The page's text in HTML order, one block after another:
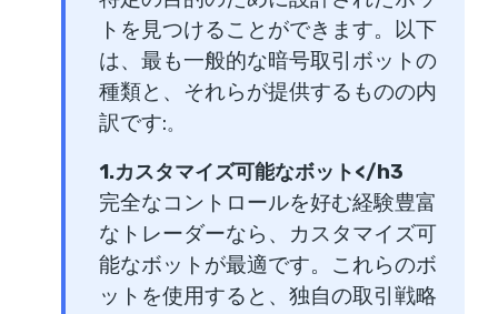
トを見つけることができます。以下
は、最も一般的な暗号取引ボットの
種類と、それらが提供するものの内
訳です:。
1.カスタマイズ可能なボット</h3
完全なコントロールを好む経験豊富
なトレーダーなら、カスタマイズ可
能なボットが最適です。これらのボ
ットを使用すると、独自の取引戦略